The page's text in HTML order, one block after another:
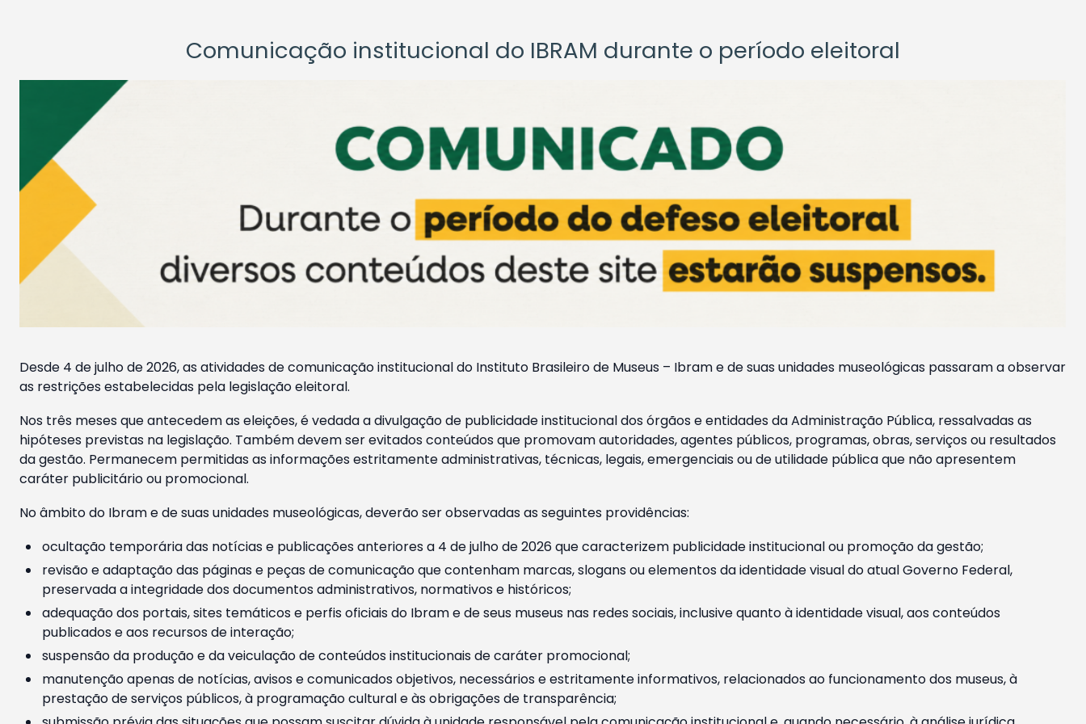
Comunicação institucional do IBRAM durante o período eleitoral
Desde 4 de julho de 2026, as atividades de comunicação institucional do Instituto Brasileiro de Museus – Ibram e de suas unidades museológicas passaram a observar
as restrições estabelecidas pela legislação eleitoral.
Nos três meses que antecedem as eleições, é vedada a divulgação de publicidade institucional dos órgãos e entidades da Administração Pública, ressalvadas as
hipóteses previstas na legislação. Também devem ser evitados conteúdos que promovam autoridades, agentes públicos, programas, obras, serviços ou resultados
da gestão. Permanecem permitidas as informações estritamente administrativas, técnicas, legais, emergenciais ou de utilidade pública que não apresentem
caráter publicitário ou promocional.
No âmbito do Ibram e de suas unidades museológicas, deverão ser observadas as seguintes providências:
ocultação temporária das notícias e publicações anteriores a 4 de julho de 2026 que caracterizem publicidade institucional ou promoção da gestão;
revisão e adaptação das páginas e peças de comunicação que contenham marcas, slogans ou elementos da identidade visual do atual Governo Federal,
preservada a integridade dos documentos administrativos, normativos e históricos;
adequação dos portais, sites temáticos e perfis oficiais do Ibram e de seus museus nas redes sociais, inclusive quanto à identidade visual, aos conteúdos
publicados e aos recursos de interação;
suspensão da produção e da veiculação de conteúdos institucionais de caráter promocional;
manutenção apenas de notícias, avisos e comunicados objetivos, necessários e estritamente informativos, relacionados ao funcionamento dos museus, à
prestação de serviços públicos, à programação cultural e às obrigações de transparência;